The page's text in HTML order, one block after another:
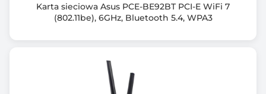
Karta sieciowa Asus PCE-BE92BT PCI-E WiFi 7
(802.11be), 6GHz, Bluetooth 5.4, WPA3